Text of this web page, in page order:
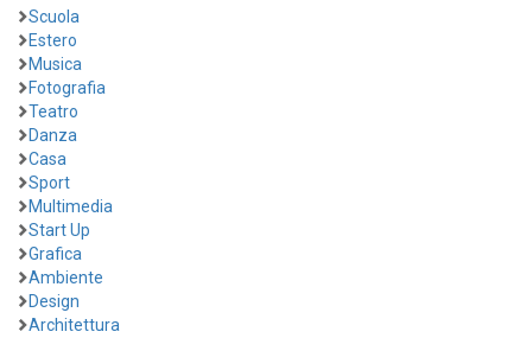
Scuola
Estero
Musica
Fotografia
Teatro
Danza
Casa
Sport
Multimedia
Start Up
Grafica
Ambiente
Design
Architettura